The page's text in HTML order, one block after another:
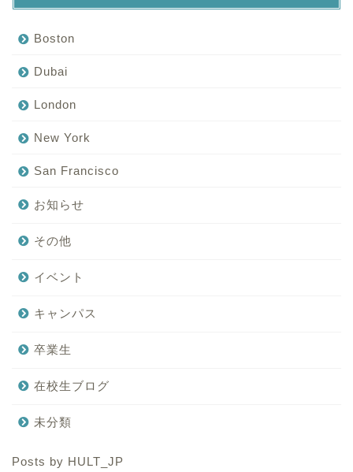
Boston
Dubai
London
New York
San Francisco
お知らせ
その他
イベント
キャンパス
卒業生
在校生ブログ
未分類
Posts by HULT_JP